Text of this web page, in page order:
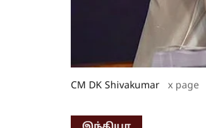
CM DK Shivakumar x page